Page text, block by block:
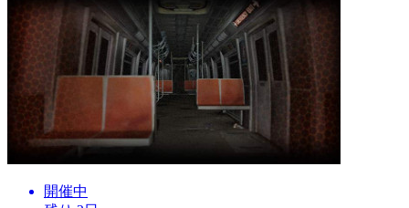
開催中